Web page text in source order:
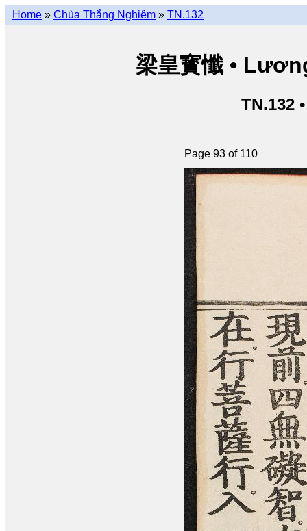
Home » Chùa Thắng Nghiêm » TN.132
梁皇寳懺 •
TN.132
Page 93 of 110